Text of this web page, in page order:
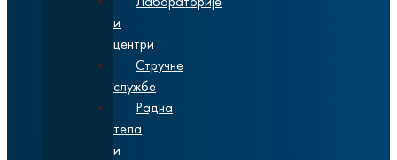
и
центри
Стручне
службе
Радна
тела
и